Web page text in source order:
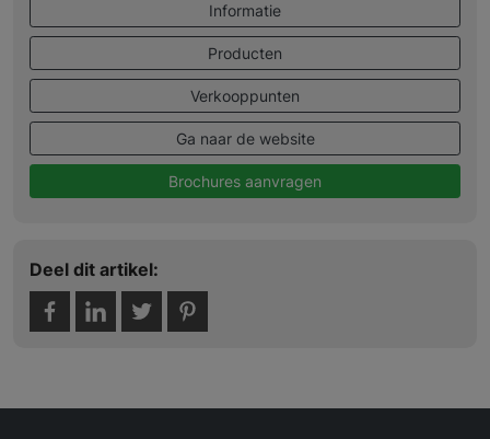
Informatie
Producten
Verkooppunten
Ga naar de website
Brochures aanvragen
Deel dit artikel: